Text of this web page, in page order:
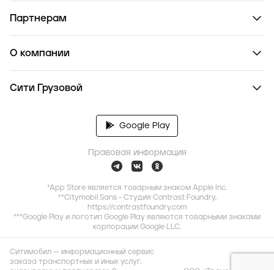
Партнерам
О компании
Сити Грузовой
Google Play
Правовая информация
*App Store является товарным знаком Apple Inc.
**Citymobil Sans - Студия Contrast Foundry,
https://contrastfoundry.com
***Google Play и логотип Google Play являются товарными знаками
корпорации Google LLC.
Ситимобил — информационный сервис
заказа транспортных и иных услуг,